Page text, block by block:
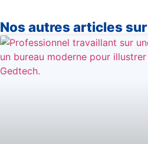
Nos autres articles